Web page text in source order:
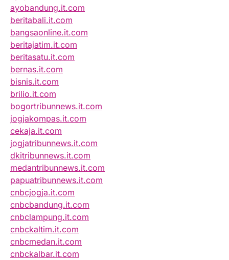
ayobandung.it.com
beritabali.it.com
bangsaonline.it.com
beritajatim.it.com
beritasatu.it.com
bernas.it.com
bisnis.it.com
brilio.it.com
bogortribunnews.it.com
jogjakompas.it.com
cekaja.it.com
jogjatribunnews.it.com
dkitribunnews.it.com
medantribunnews.it.com
papuatribunnews.it.com
cnbcjogja.it.com
cnbcbandung.it.com
cnbclampung.it.com
cnbckaltim.it.com
cnbcmedan.it.com
cnbckalbar.it.com